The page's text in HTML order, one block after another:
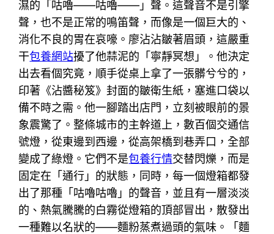
濕的「咕嚕——咕嚕——」聲。這聲音不是引擎
聲，也不是正常的鳴笛聲，而像是一個巨大的、
消化不良的胃在哀嚎。廖沾沾皺著眉頭，這嚴重
干包養網站擾了他蒜泥的「寧靜冥想」。他決定
出去看個究竟，順手從桌上拿了一張髒兮兮的，
印著《沾醬秘笈》封面的皺衛生紙，塞進口袋以
備不時之需。他一腳踏出店門，立刻被眼前的景
象震驚了。整條城市的主幹道上，數百個交通信
號燈，從東邊到西邊，從高架橋到巷弄口，全部
變成了綠燈。它們不是包養行情交替閃爍，而是
固定在「通行」的狀態，同時，每一個燈箱都發
出了那種「咕嚕咕嚕」的聲音，並且有一層淡淡
的、熱氣騰騰的白霧從燈箱的頂部冒出，散發出
一種難以名狀的——麵粉蒸煮過頭的氣味。「麵